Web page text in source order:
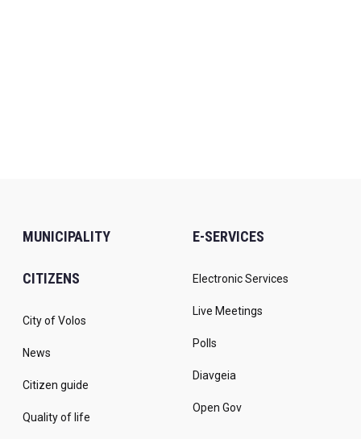
MUNICIPALITY
CITIZENS
City of Volos
News
Citizen guide
Quality of life
E-SERVICES
Electronic Services
Live Meetings
Polls
Diavgeia
Open Gov